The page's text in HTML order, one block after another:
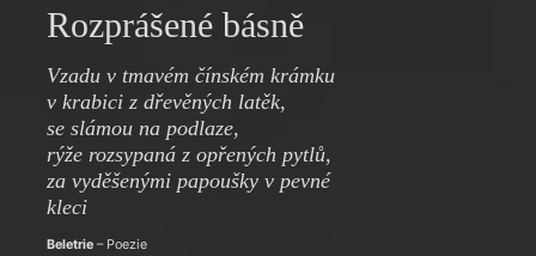
Recenze a reflexe
Rozhovory
Divadlo
Dokument
Výroční ceny
Rozprášené básně
Vzadu v tmavém čínském krámku
v krabici z dřevěných latěk,
se slámou na podlaze,
rýže rozsypaná z opřených pytlů,
za vyděšenými papoušky v pevné
kleci
Beletrie– Poezie